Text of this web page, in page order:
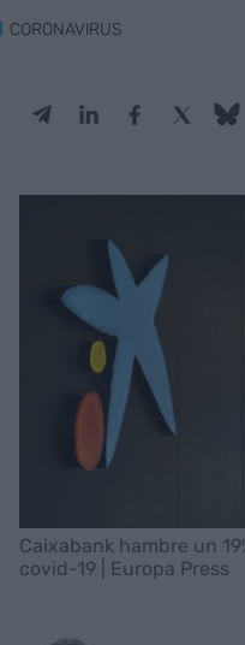
CORONAVIRUS
Caixabank hambre un
covid-19 | Europa Press